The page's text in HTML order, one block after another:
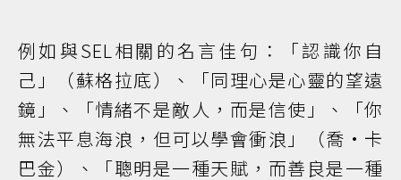
例如與SEL相關的名言佳句：「認識你自
己」（蘇格拉底）、「同理心是心靈的望遠
鏡」、「情緒不是敵人，而是信使」、「你
無法平息海浪，但可以學會衝浪」（喬·卡
巴金）、「聰明是一種天賦，而善良是一種